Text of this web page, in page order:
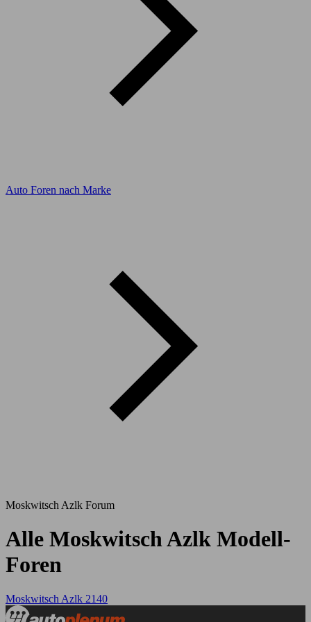
Auto Foren nach Marke
Moskwitsch Azlk Forum
Alle Moskwitsch Azlk Modell-
Foren
Moskwitsch Azlk 2140